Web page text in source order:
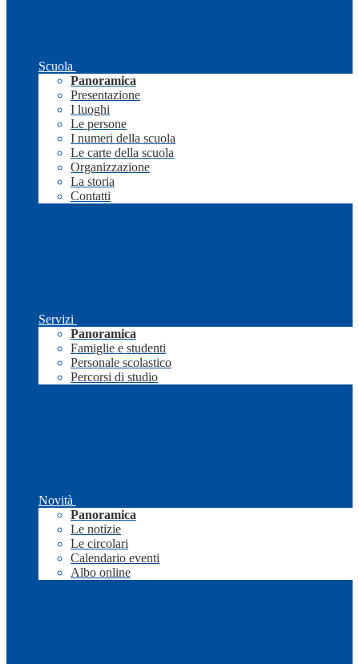
Scuola
Panoramica
Presentazione
I luoghi
Le persone
I numeri della scuola
Le carte della scuola
Organizzazione
La storia
Contatti
Servizi
Panoramica
Famiglie e studenti
Personale scolastico
Percorsi di studio
Novità
Panoramica
Le notizie
Le circolari
Calendario eventi
Albo online